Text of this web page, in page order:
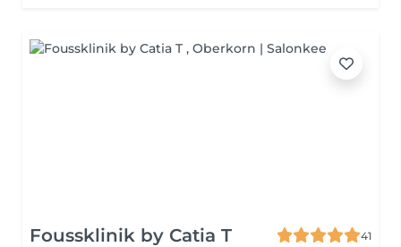
Foussklinik by Catia T
41